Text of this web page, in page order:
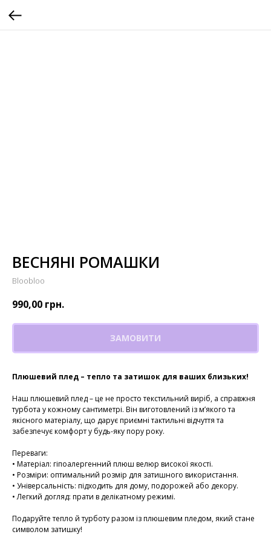
ВЕСНЯНІ РОМАШКИ
Bloobloo
990,00 грн.
ЗАМОВИТИ
Плюшевий плед – тепло та затишок для ваших близьких!
Наш плюшевий плед – це не просто текстильний виріб, а справжня
турбота у кожному сантиметрі. Він виготовлений із м’якого та
якісного матеріалу, що дарує приємні тактильні відчуття та
забезпечує комфорт у будь-яку пору року.
Переваги:
• Матеріал: гіпоалергенний плюш велюр високої якості.
• Розміри: оптимальний розмір для затишного використання.
• Універсальність: підходить для дому, подорожей або декору.
• Легкий догляд: прати в делікатному режимі.
Подаруйте тепло й турботу разом із плюшевим пледом, який стане
символом затишку!